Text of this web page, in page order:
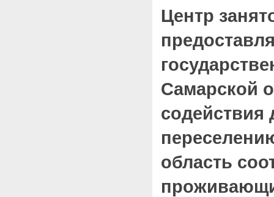
Центр
Самарской
область